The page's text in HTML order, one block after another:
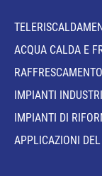
ACQUA CALDA E
RAFFRESCAMENTO
IMPIANTI
IMPIANTI DI
APPLICAZIONI DEL